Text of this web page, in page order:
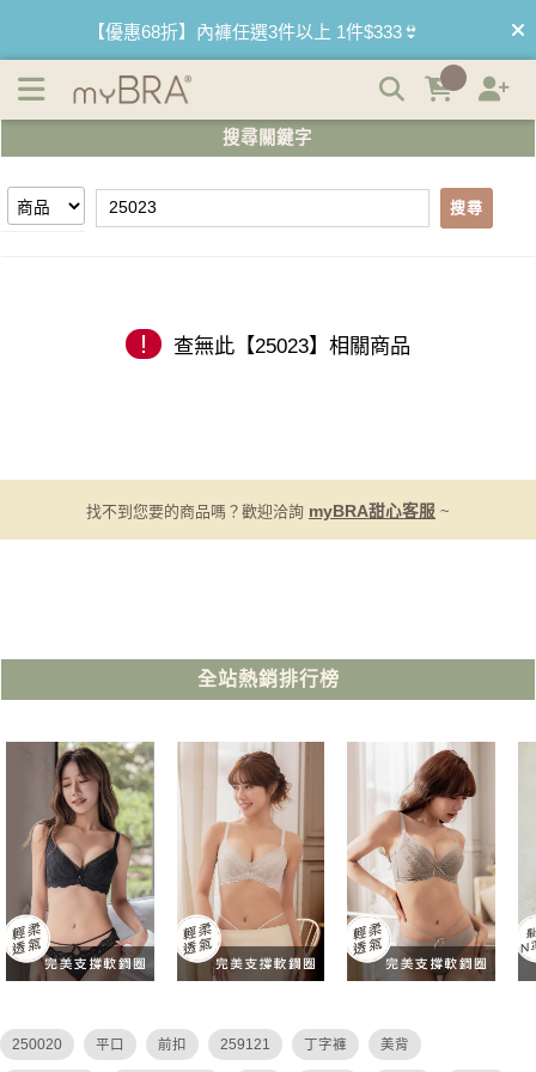
【優惠68折】內褲任選3件以上 1件$333👙
【買內衣免運費】台灣滿1200運費0元🚛
【首購優惠】新客最高可折$150再免運❗
【夏日滿額贈】把衣物壓縮收納袋回家 🌞
搜尋關鍵字
搜尋
! 查無此【25023】相關商品
找不到您要的商品嗎？歡迎洽詢 myBRA甜心客服 ~
全站熱銷排行榜
250020 平口 前扣 259121 丁字褲 美背